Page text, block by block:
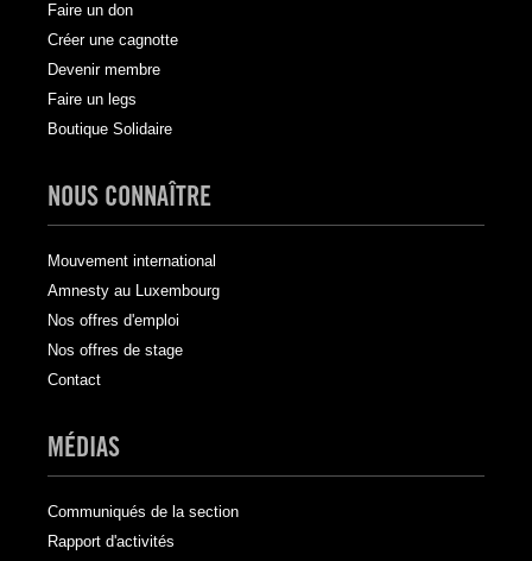
Faire un don
Créer une cagnotte
Devenir membre
Faire un legs
Boutique Solidaire
NOUS CONNAÎTRE
Mouvement international
Amnesty au Luxembourg
Nos offres d'emploi
Nos offres de stage
Contact
MÉDIAS
Communiqués de la section
Rapport d'activités